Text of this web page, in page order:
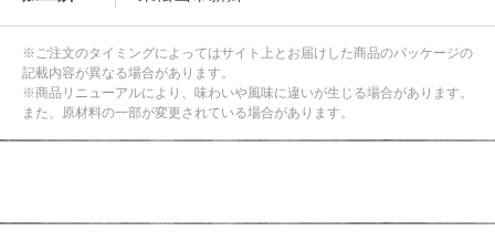
※ご注文のタイミングによってはサイト上とお届けした商品のパッケージの
記載内容が異なる場合があります。
※商品リニューアルにより、味わいや風味に違いが生じる場合があります。
また、原材料の一部が変更されている場合があります。